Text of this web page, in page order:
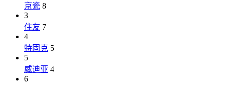
京瓷 8
3
住友 7
4
特固克 5
5
威迪亚 4
6